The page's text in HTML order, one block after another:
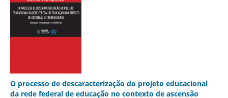
O processo de descaracterização do projeto educacional
da rede federal de educação no contexto de ascensão